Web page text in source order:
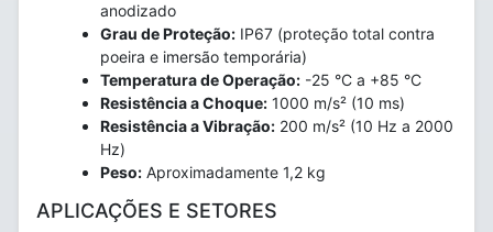
anodizado
Grau de Proteção: IP67 (proteção total contra
poeira e imersão temporária)
Temperatura de Operação: -25 °C a +85 °C
Resistência a Choque: 1000 m/s² (10 ms)
Resistência a Vibração: 200 m/s² (10 Hz a 2000
Hz)
Peso: Aproximadamente 1,2 kg
APLICAÇÕES E SETORES